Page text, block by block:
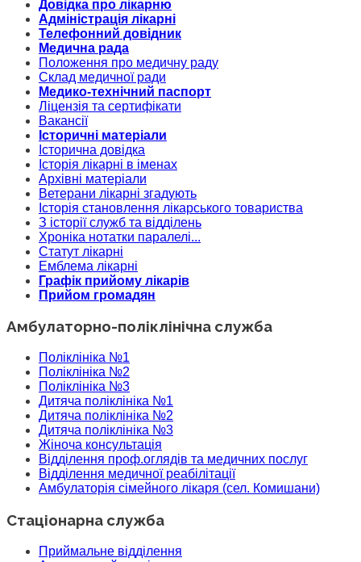
Довідка про лікарню
Адміністрація лікарні
Телефонний довідник
Медична рада
Положення про медичну раду
Склад медичної ради
Медико-технічний паспорт
Ліцензія та сертифікати
Вакансії
Історичні матеріали
Історична довідка
Історія лікарні в іменах
Архівні матеріали
Ветерани лікарні згадують
Історія становлення лікарського товариства
З історії служб та відділень
Хроніка нотатки паралелі...
Статут лікарні
Емблема лікарні
Графік прийому лікарів
Прийом громадян
Амбулаторно-поліклінічна служба
Поліклініка №1
Поліклініка №2
Поліклініка №3
Дитяча поліклініка №1
Дитяча поліклініка №2
Дитяча поліклініка №3
Жіноча консультація
Відділення проф.оглядів та медичних послуг
Відділення медичної реабілітації
Амбулаторія сімейного лікаря (сел. Комишани)
Стаціонарна служба
Приймальне відділення